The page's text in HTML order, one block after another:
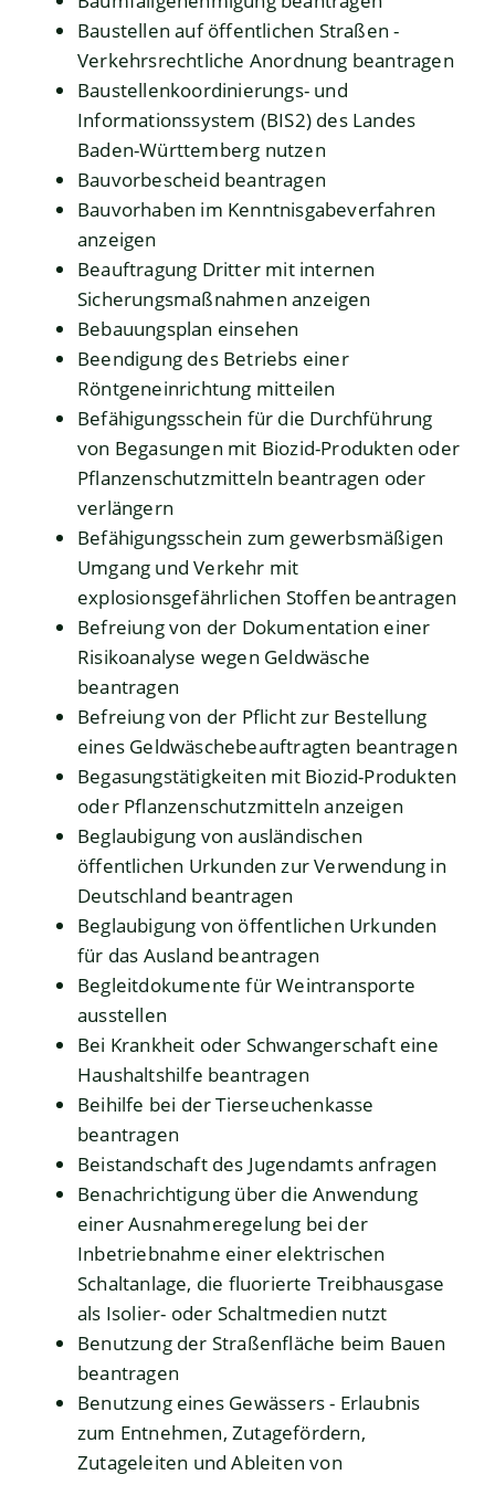
Baustellen auf öffentlichen Straßen -
Verkehrsrechtliche Anordnung beantragen
Baustellenkoordinierungs- und
Informationssystem (BIS2) des Landes
Baden-Württemberg nutzen
Bauvorbescheid beantragen
Bauvorhaben im Kenntnisgabeverfahren
anzeigen
Beauftragung Dritter mit internen
Sicherungsmaßnahmen anzeigen
Bebauungsplan einsehen
Beendigung des Betriebs einer
Röntgeneinrichtung mitteilen
Befähigungsschein für die Durchführung
von Begasungen mit Biozid-Produkten oder
Pflanzenschutzmitteln beantragen oder
verlängern
Befähigungsschein zum gewerbsmäßigen
Umgang und Verkehr mit
explosionsgefährlichen Stoffen beantragen
Befreiung von der Dokumentation einer
Risikoanalyse wegen Geldwäsche
beantragen
Befreiung von der Pflicht zur Bestellung
eines Geldwäschebeauftragten beantragen
Begasungstätigkeiten mit Biozid-Produkten
oder Pflanzenschutzmitteln anzeigen
Beglaubigung von ausländischen
öffentlichen Urkunden zur Verwendung in
Deutschland beantragen
Beglaubigung von öffentlichen Urkunden
für das Ausland beantragen
Begleitdokumente für Weintransporte
ausstellen
Bei Krankheit oder Schwangerschaft eine
Haushaltshilfe beantragen
Beihilfe bei der Tierseuchenkasse
beantragen
Beistandschaft des Jugendamts anfragen
Benachrichtigung über die Anwendung
einer Ausnahmeregelung bei der
Inbetriebnahme einer elektrischen
Schaltanlage, die fluorierte Treibhausgase
als Isolier- oder Schaltmedien nutzt
Benutzung der Straßenfläche beim Bauen
beantragen
Benutzung eines Gewässers - Erlaubnis
zum Entnehmen, Zutagefördern,
Zutageleiten und Ableiten von